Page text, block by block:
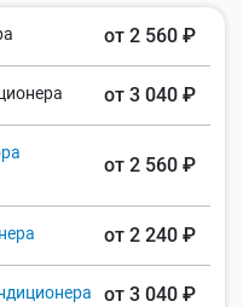
от 2 560 ₽
от 3 040 ₽
от 2 560 ₽
от 2 240 ₽
от 3 040 ₽